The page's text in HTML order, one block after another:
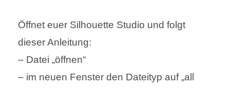
Öffnet euer Silhouette Studio und folgt
dieser Anleitung:
– Datei „öffnen“
– im neuen Fenster den Dateityp auf „all